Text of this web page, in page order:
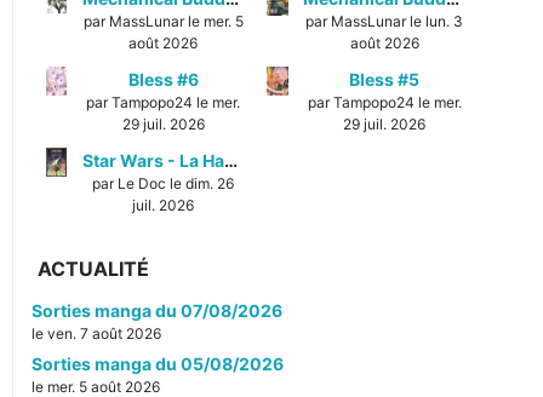
par MassLunar le mer. 5
août 2026
par MassLunar le lun. 3
août 2026
Bless #6
par Tampopo24 le mer.
29 juil. 2026
Bless #5
par Tampopo24 le mer.
29 juil. 2026
Star Wars - La Haute République - Un équilibre fragile
par Le Doc le dim. 26
juil. 2026
ACTUALITÉ
Sorties manga du 07/08/2026
le ven. 7 août 2026
Sorties manga du 05/08/2026
le mer. 5 août 2026